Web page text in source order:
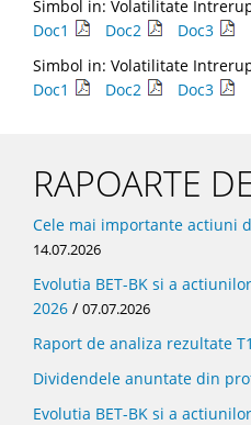
Simbol in: Volatilitate
Doc1 Doc2
Doc3
Simbol in: Volatilitate
Doc1 Doc2 Doc3
RAPOARTE
Cele mai importante actiuni
14.07.2026
Evolutia BET-BK si a
2026 / 07.07.2026
Raport de analiza rezultate
Dividendele anuntate din
Evolutia BET-BK si a